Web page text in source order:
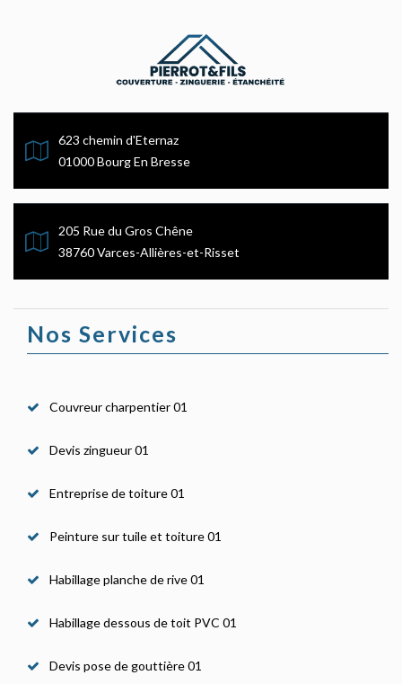
623 chemin d'Eternaz
01000 Bourg En Bresse
205 Rue du Gros Chêne
38760 Varces-Allières-et-Risset
Nos Services
Couvreur charpentier 01
Devis zingueur 01
Entreprise de toiture 01
Peinture sur tuile et toiture 01
Habillage planche de rive 01
Habillage dessous de toit PVC 01
Devis pose de gouttière 01